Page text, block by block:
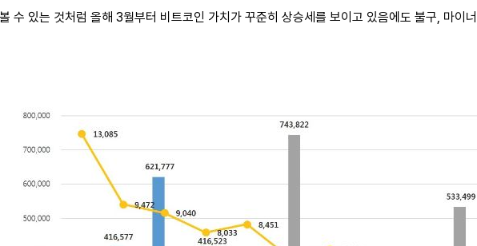
수 있는 것처럼 올해 3월부터 비트코인 가치가 꾸준히 상승세를 보이고 있음에도 불구, 마이